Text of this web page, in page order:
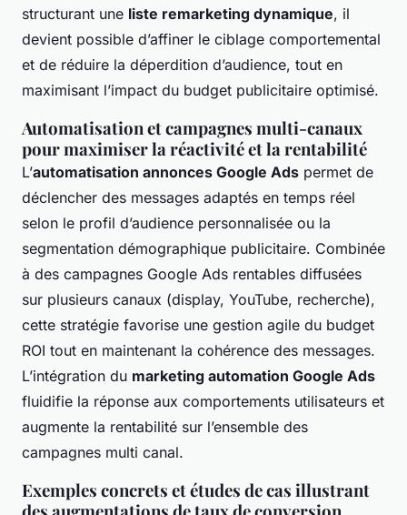
structurant une liste remarketing dynamique, il
devient possible d’affiner le ciblage comportemental
et de réduire la déperdition d’audience, tout en
maximisant l’impact du budget publicitaire optimisé.
Automatisation et campagnes multi-canaux
pour maximiser la réactivité et la rentabilité
L’automatisation annonces Google Ads permet de
déclencher des messages adaptés en temps réel
selon le profil d’audience personnalisée ou la
segmentation démographique publicitaire. Combinée
à des campagnes Google Ads rentables diffusées
sur plusieurs canaux (display, YouTube, recherche),
cette stratégie favorise une gestion agile du budget
ROI tout en maintenant la cohérence des messages.
L’intégration du marketing automation Google Ads
fluidifie la réponse aux comportements utilisateurs et
augmente la rentabilité sur l’ensemble des
campagnes multi canal.
Exemples concrets et études de cas illustrant